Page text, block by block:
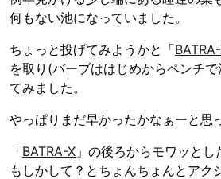
何もない池になっていました。
ちょっと投げてみようかと「
を取り(バーブははじめからペンチ
てみました。
やっぱりまだ早かったかなぁーと思
「BATRA-X 」の後ろからモワッと
もしかして？とちょんちょんとアク